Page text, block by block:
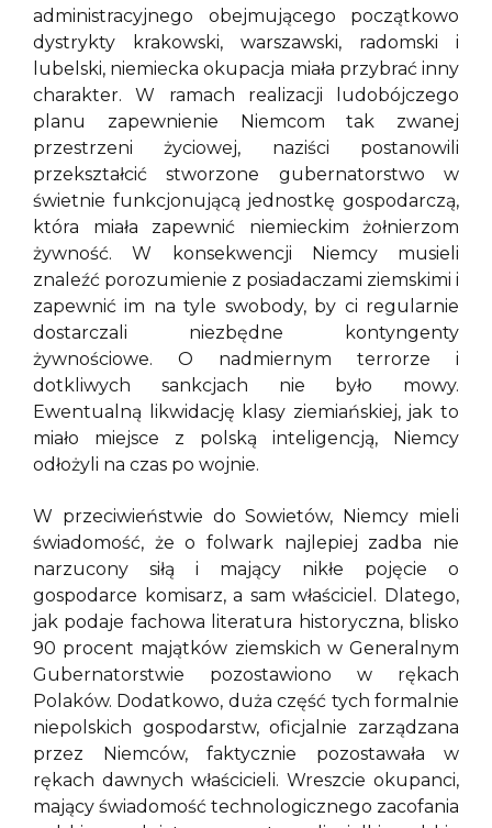
administracyjnego obejmującego początkowo
dystrykty krakowski, warszawski, radomski i
lubelski, niemiecka okupacja miała przybrać inny
charakter. W ramach realizacji ludobójczego
planu zapewnienie Niemcom tak zwanej
przestrzeni życiowej, naziści postanowili
przekształcić stworzone gubernatorstwo w
świetnie funkcjonującą jednostkę gospodarczą,
która miała zapewnić niemieckim żołnierzom
żywność. W konsekwencji Niemcy musieli
znaleźć porozumienie z posiadaczami ziemskimi i
zapewnić im na tyle swobody, by ci regularnie
dostarczali niezbędne kontyngenty
żywnościowe. O nadmiernym terrorze i
dotkliwych sankcjach nie było mowy.
Ewentualną likwidację klasy ziemiańskiej, jak to
miało miejsce z polską inteligencją, Niemcy
odłożyli na czas po wojnie.
W przeciwieństwie do Sowietów, Niemcy mieli
świadomość, że o folwark najlepiej zadba nie
narzucony siłą i mający nikłe pojęcie o
gospodarce komisarz, a sam właściciel. Dlatego,
jak podaje fachowa literatura historyczna, blisko
90 procent majątków ziemskich w Generalnym
Gubernatorstwie pozostawiono w rękach
Polaków. Dodatkowo, duża część tych formalnie
niepolskich gospodarstw, oficjalnie zarządzana
przez Niemców, faktycznie pozostawała w
rękach dawnych właścicieli. Wreszcie okupanci,
mający świadomość technologicznego zacofania